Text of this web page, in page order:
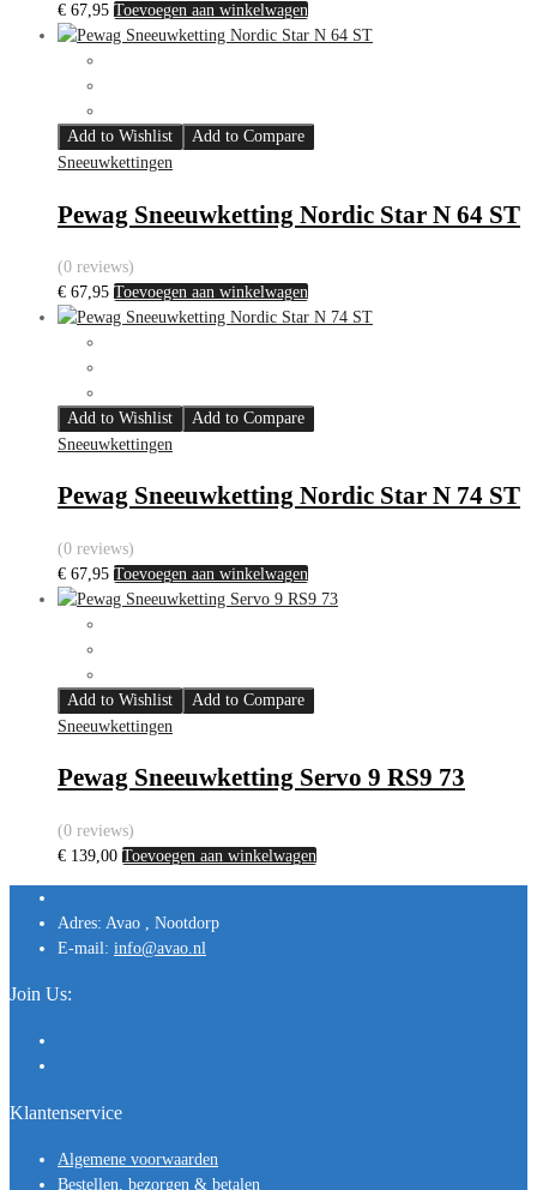
€ 67,95 Toevoegen aan winkelwagen
Add to Wishlist
Add to Compare
Sneeuwkettingen
Pewag Sneeuwketting Nordic Star N 64 ST
(0 reviews)
€ 67,95 Toevoegen aan winkelwagen
Add to Wishlist
Add to Compare
Sneeuwkettingen
Pewag Sneeuwketting Nordic Star N 74 ST
(0 reviews)
€ 67,95 Toevoegen aan winkelwagen
Add to Wishlist
Add to Compare
Sneeuwkettingen
Pewag Sneeuwketting Servo 9 RS9 73
(0 reviews)
€ 139,00 Toevoegen aan winkelwagen
Adres: Avao , Nootdorp
E-mail: info@avao.nl
Join Us:
Klantenservice
Algemene voorwaarden
Bestellen, bezorgen & betalen